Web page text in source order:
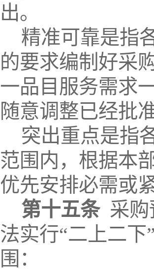
出。
精准可靠是指
的要求编制好采
一品目服务需求
随意调整已经批
突出重点是指
范围内，根据本
优先安排必需或
第十五条 采
法实行“二上二下
围：